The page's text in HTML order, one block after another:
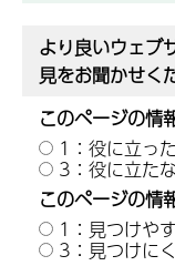
より良いウェブ
見をお聞かせく
このページの情
1：役に立った
3：役に立た
このページの情
1：見つけや
3：見つけに